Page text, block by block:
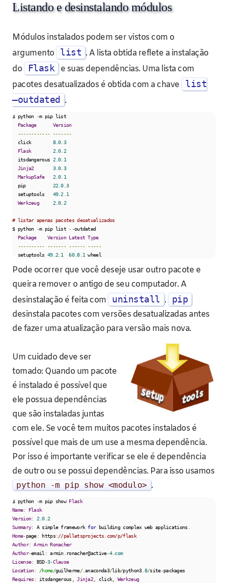
Listando e desinstalando módulos
Módulos instalados podem ser vistos com o
argumento
list . A lista obtida reflete a instalação
do
Flask
e suas dependências. Uma lista com
pacotes desatualizados é obtida com a chave
list
–outdated .
$ python -m pip list
Package
Version
------------ -------
  click
8.0. 3
Flask
2.0. 2
  itsdangerous
2.0. 1
Jinja2
3.0. 3
MarkupSafe
2.0. 1
  pip
22.0.3
  setuptools
49.2 1
Werkzeug
2.0. 2
# listar apenas pacotes desatualizados
$ python -m pip list --outdated
Package
Version Latest Type
---------- ------- ------ -----
  setuptools
49.2 1 60.8. 1 wheel
Pode ocorrer que você deseje usar outro pacote e
queira remover o antigo de seu computador. A
desinstalação é feita com
uninstall . pip
desinstala pacotes com versões desatualizadas antes
de fazer uma atualização para versão mais nova.
Um cuidado deve ser
tomado: Quando um pacote
é instalado é possível que
ele possua dependências
que são instaladas juntas
com ele. Se você tem muitos pacotes instalados é
possível que mais de um use a mesma dependência.
Por isso é importante verificar se ele é dependência
de outro ou se possui dependências. Para isso usamos
python -m pip show <modulo> .
$ python -m pip show Flask
Name:
Flask
Version: 2.0. 2
Summary: A simple framework for building complex web applications
Home-page: https://palletsprojects.com/p/flask
Author: Armin Ronacher
Author-email : armin. ronacher@active-4.com
License: BSD-3-Clause
Location: /home/guilherme/.anaconda3/lib/python3. 8/site-
Requires: itsdangerous Jinja2 click,
Werkzeug